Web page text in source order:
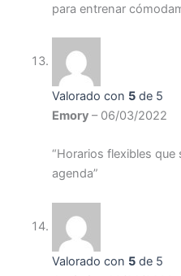
para entrenar
Valorado con 5de 5
Emory – 06/03/2022
“Horarios flexibles que
agenda”
Valorado con 5de 5